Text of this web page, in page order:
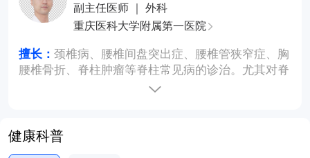
副主任医师 ｜ 外科
重庆医科大学附属第一医院
擅长： 颈椎病、腰椎间盘突出症、腰椎管狭窄症、胸
腰椎骨折、脊柱肿瘤等脊柱常见病的诊治。尤其对脊
柱骨折的微创治疗及骨质疏松症的治疗有独到见解。
健康科普